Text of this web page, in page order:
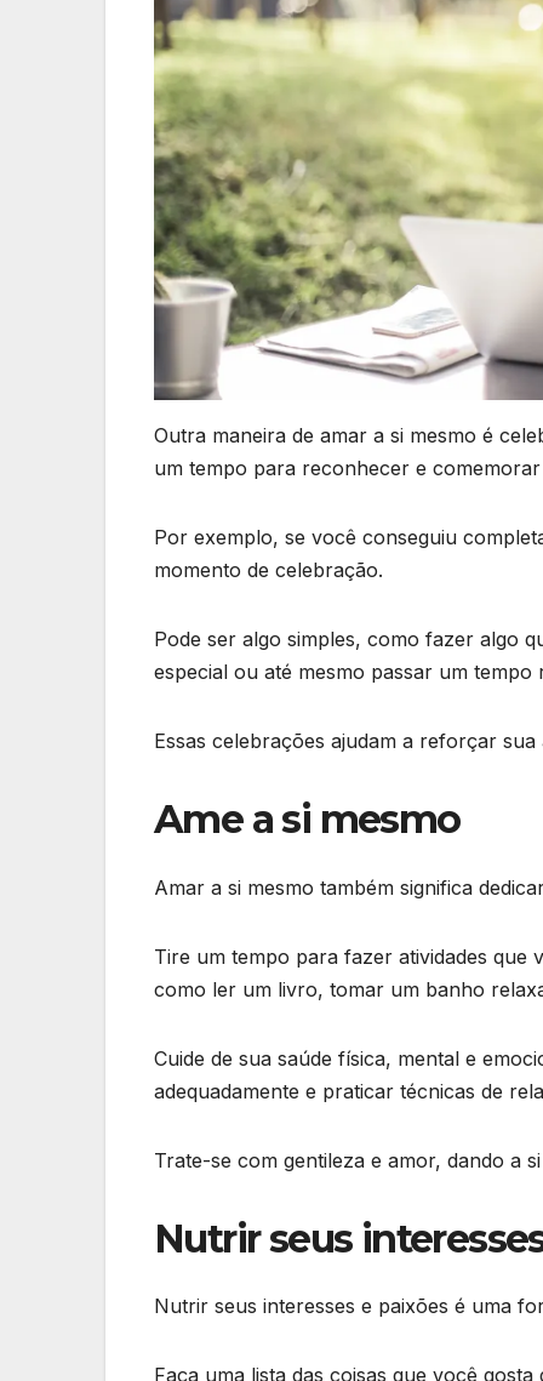
Outra maneira de amar a si mesmo é
um tempo para reconhecer e
Por exemplo, se você conseguiu
momento de celebração.
Pode ser algo simples, como fazer algo
especial ou até mesmo passar um tempo
Essas celebrações ajudam a reforçar
Ame a si mesmo
Amar a si mesmo também significa
Tire um tempo para fazer atividades que
como ler um livro, tomar um banho
Cuide de sua saúde física, mental e
adequadamente e praticar técnicas de
Trate-se com gentileza e amor, dando a
Nutrir seus
Nutrir seus interesses e paixões é uma
Faça uma lista das coisas que você